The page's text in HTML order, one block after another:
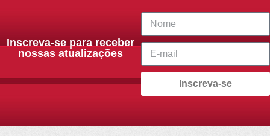
Inscreva-se para receber
nossas atualizações
Inscreva-se